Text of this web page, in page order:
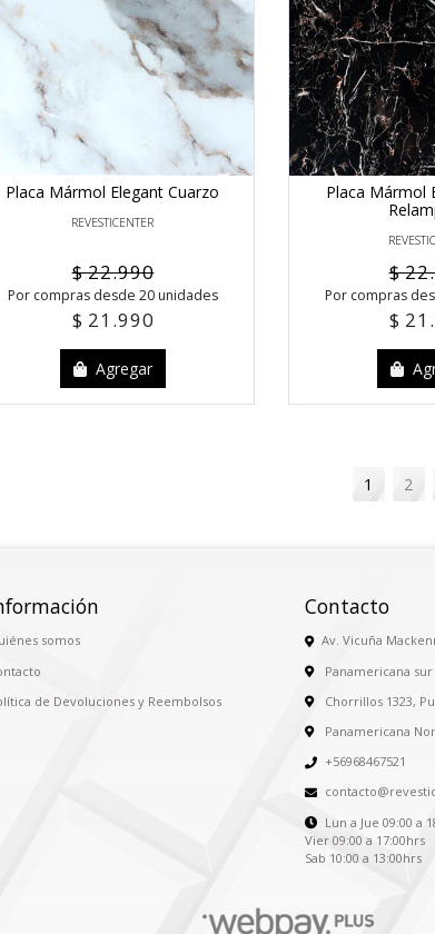
Placa Mármol Elegant Cuarzo
REVESTICENTER
$ 22.990
Por compras desde 20 unidades
$ 21.990
Agregar
Placa Mármol
$
Por compras
$
1 2
somos
de Devoluciones y Reembolsos
Contacto
Av. Vicuña
Panamericana sur
Chorrillos 1323,
Panamericana
+56968467521
Lun a Jue 09:00 a
Vier 09:00 a 17:00hrs
Sab 10:00 a 13:00hrs